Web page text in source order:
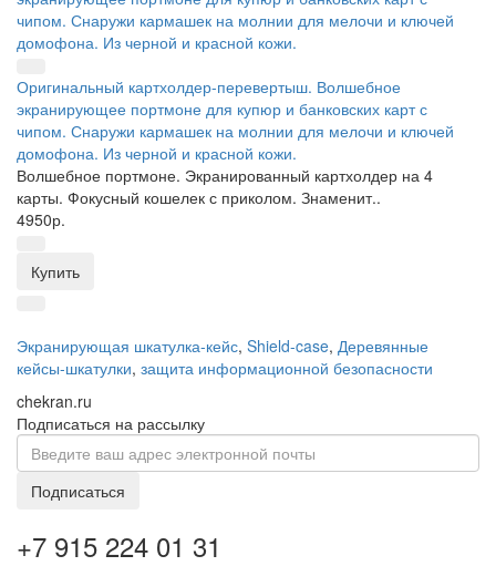
Оригинальный картхолдер-перевертыш. Волшебное
экранирующее портмоне для купюр и банковских карт с
чипом. Снаружи кармашек на молнии для мелочи и ключей
домофона. Из черной и красной кожи.
Волшебное портмоне. Экранированный картхолдер на 4
карты. Фокусный кошелек с приколом. Знаменит..
4950р.
Купить
Экранирующая шкатулка-кейс, Shield-case, Деревянные
кейсы-шкатулки, защита информационной безопасности
chekran.ru
Подписаться на рассылку
Подписаться
+7 915 224 01 31